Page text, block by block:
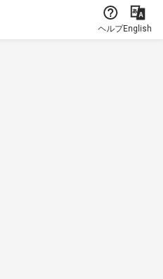
ヘルプEnglish